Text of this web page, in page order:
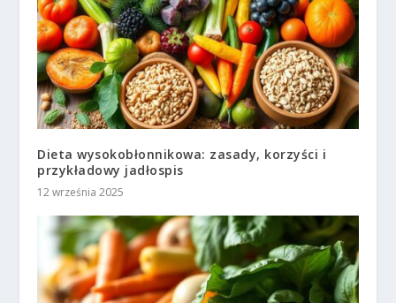
Dieta wysokobłonnikowa: zasady, korzyści i
przykładowy jadłospis
12 września 2025